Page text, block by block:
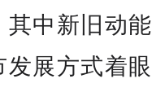
中新旧动
发展方式着